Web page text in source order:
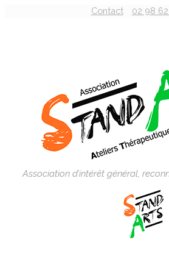
Contact 02 98
Association d’intérêt général,